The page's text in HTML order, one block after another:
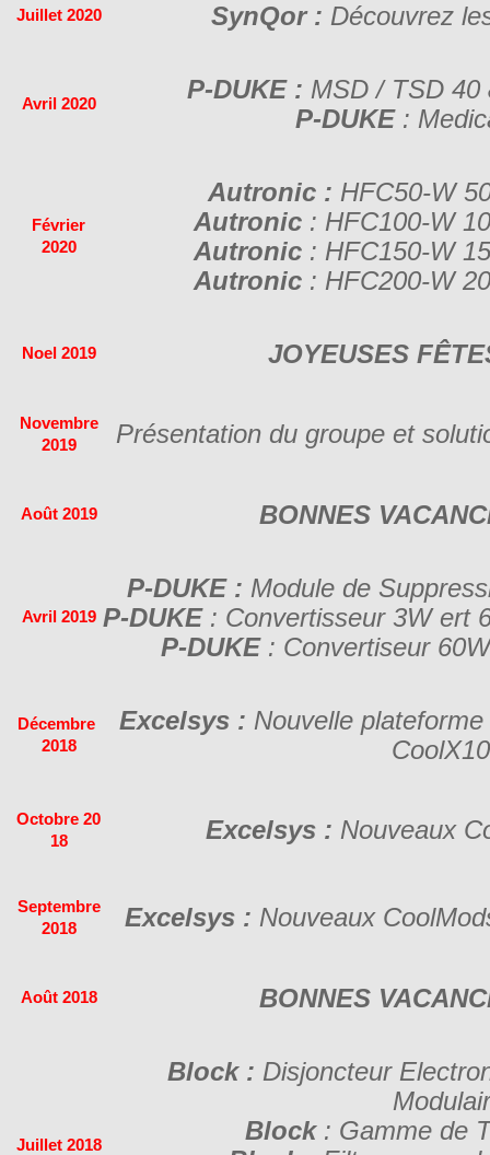
Juillet 2020 SynQor : Découvrez
Avril 2020 P-DUKE : MSD / TSD 40
P-DUKE :
Février
2020
Autronic : HFC50-W
Autronic : HFC100-W
Autronic : HFC150-W
Autronic : HFC200-W
Noel 2019 JOYEUSES
Novembre
2019
Présentation du groupe et
Août 2019 BONNES
Avril 2019
P-DUKE : Module de
P-DUKE : Convertisseur 3W ert
P-DUKE: Convertiseur
Décembre
2018
Excelsys : Nouvelle
Octobre 20
18
Excelsys : Nouveaux
Septembre
2018
Excelsys : Nouveaux
Août 2018 BONNES
Juillet 2018
Block : Disjoncteur
Block : Gamme de